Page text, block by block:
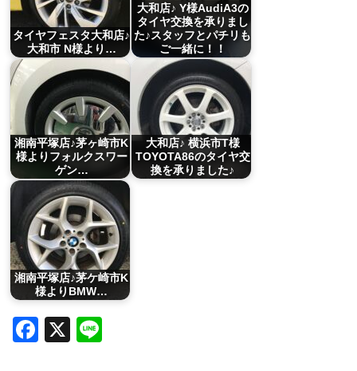
タイヤフェスタ大和店♪
大和市 N様より…
大和店♪ Y様AudiA3の
タイヤ交換を承りまし
た♪スタッフとパチリも
ご一緒に！！
湘南平塚店♪茅ヶ崎市K
様よりフォルクスワー
ゲン…
大和店♪ 横浜市T様
TOYOTA86のタイヤ交
換を承りました♪
湘南平塚店♪茅ケ崎市K
様よりBMW…
Facebook
X